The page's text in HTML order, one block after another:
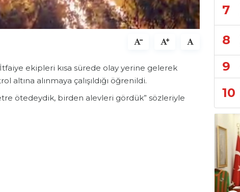
İtfaiye ekipleri kısa sürede olay yerine gelerek
altına alınmaya çalışıldığı öğrenildi.
ötedeydik, birden alevleri gördük” sözleriyle
7
8
9
10